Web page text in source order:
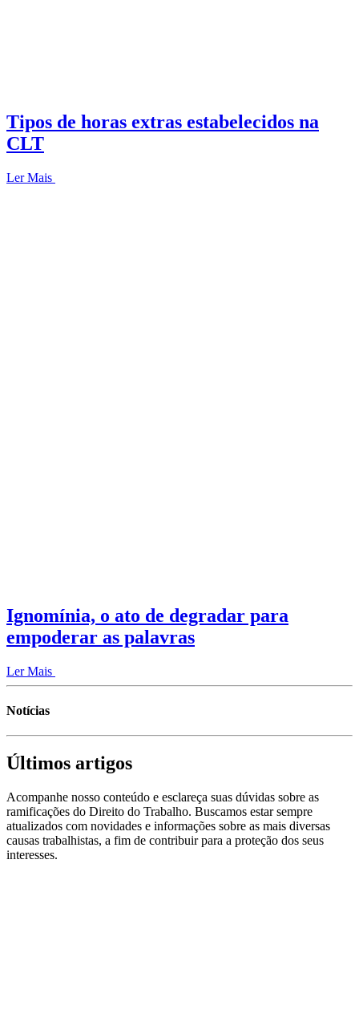
Tipos de horas extras estabelecidos na
CLT
Ler Mais
Ignomínia, o ato de degradar para
empoderar as palavras
Ler Mais
Notícias
Últimos artigos
Acompanhe nosso conteúdo e esclareça suas dúvidas sobre as
ramificações do Direito do Trabalho. Buscamos estar sempre
atualizados com novidades e informações sobre as mais diversas
causas trabalhistas, a fim de contribuir para a proteção dos seus
interesses.